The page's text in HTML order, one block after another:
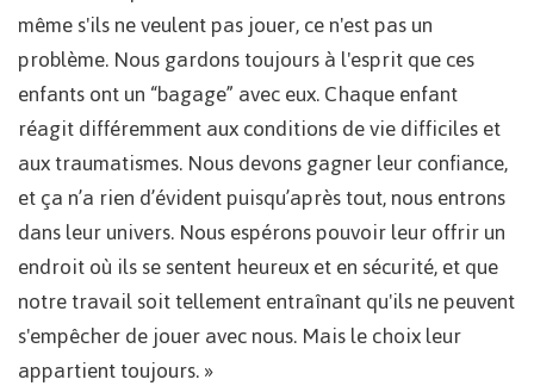
même s'ils ne veulent pas jouer, ce n'est pas un
problème. Nous gardons toujours à l'esprit que ces
enfants ont un “bagage” avec eux. Chaque enfant
réagit différemment aux conditions de vie difficiles et
aux traumatismes. Nous devons gagner leur confiance,
et ça n’a rien d’évident puisqu’après tout, nous entrons
dans leur univers. Nous espérons pouvoir leur offrir un
endroit où ils se sentent heureux et en sécurité, et que
notre travail soit tellement entraînant qu'ils ne peuvent
s'empêcher de jouer avec nous. Mais le choix leur
appartient toujours. »